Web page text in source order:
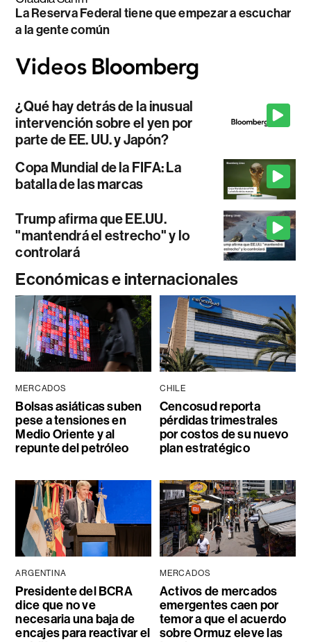
La Reserva Federal tiene que empezar a escuchar
a la gente común
¿Qué hay detrás de la inusual
intervención sobre el yen por
parte de EE. UU. y Japón?
Copa Mundial de la FIFA: La
batalla de las marcas
Trump afirma que EE.UU.
"mantendrá el estrecho" y lo
controlará
Económicas e internacionales
MERCADOS
Bolsas asiáticas suben
pese a tensiones en
Medio Oriente y al
repunte del petróleo
CHILE
Cencosud reporta
pérdidas trimestrales
por costos de su nuevo
plan estratégico
ARGENTINA
Presidente del BCRA
dice que no ve
necesaria una baja de
encajes para reactivar el
MERCADOS
Activos de mercados
emergentes caen por
temor a que el acuerdo
sobre Ormuz eleve las